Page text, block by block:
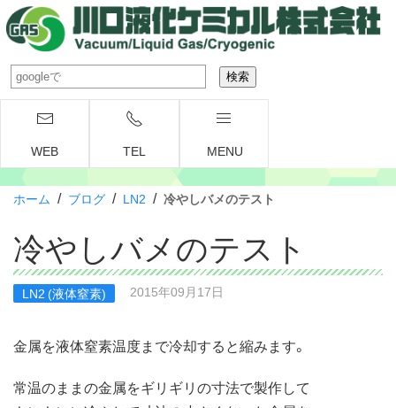
WEB TEL MENU
ホーム / ブログ / LN2 / 冷やしバメのテスト
冷やしバメのテスト
LN2 (液体窒素) 2015年09月17日
金属を液体窒素温度まで冷却すると縮みます。
常温のままの金属をギリギリの寸法で製作して